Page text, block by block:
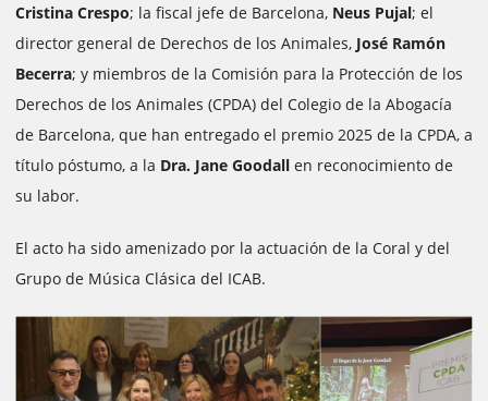
Cristina Crespo; la fiscal jefe de Barcelona, Neus Pujal; el
director general de Derechos de los Animales, José Ramón
Becerra; y miembros de la Comisión para la Protección de los
Derechos de los Animales (CPDA) del Colegio de la Abogacía
de Barcelona, ​​que han entregado el premio 2025 de la CPDA, a
título póstumo, a la Dra. Jane Goodall en reconocimiento de
su labor.
El acto ha sido amenizado por la actuación de la Coral y del
Grupo de Música Clásica del ICAB.